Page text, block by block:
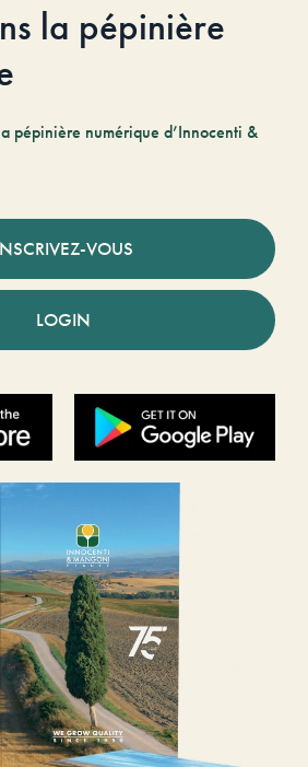
la pépinière
pépinière numérique d’Innocenti &
VOUS
LOGIN